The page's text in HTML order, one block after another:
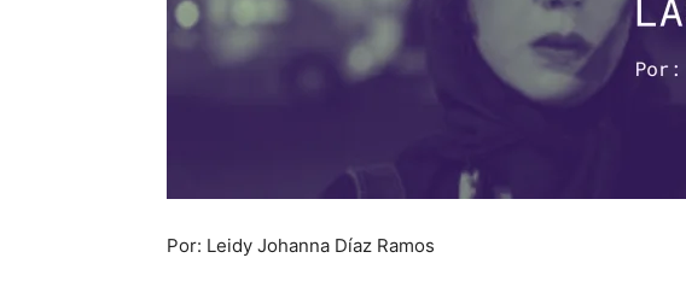
Por: Leidy Johanna Díaz Ramos